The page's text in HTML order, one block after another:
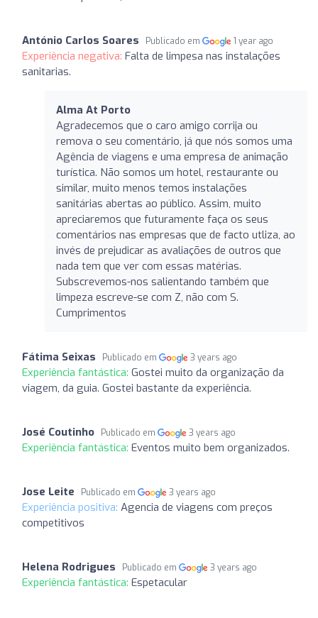
António Carlos Soares Publicado em 1 year ago
Experiência negativa: Falta de limpesa nas instalações
sanitarias.
Alma At Porto
Agradecemos que o caro amigo corrija ou
remova o seu comentário, já que nós somos uma
Agência de viagens e uma empresa de animação
turística. Não somos um hotel, restaurante ou
similar, muito menos temos instalações
sanitárias abertas ao público. Assim, muito
apreciaremos que futuramente faça os seus
comentários nas empresas que de facto utliza, ao
invés de prejudicar as avaliações de outros que
nada tem que ver com essas matérias.
Subscrevemos-nos salientando também que
limpeza escreve-se com Z, não com S.
Cumprimentos
Fátima Seixas Publicado em 3 years ago
Experiência fantástica: Gostei muito da organização da
viagem, da guia. Gostei bastante da experiência.
José Coutinho Publicado em 3 years ago
Experiência fantástica: Eventos muito bem organizados.
Jose Leite Publicado em 3 years ago
Experiência positiva: Agencia de viagens com preços
competitivos
Helena Rodrigues Publicado em 3 years ago
Experiência fantástica: Espetacular